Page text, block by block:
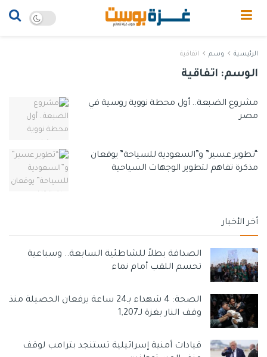
الرئيسية وسم اتفاقية
الوسم: اتفاقية
مشروع الضبعة.. أول محطة نووية روسية في
مصر
“تطوير عسير” و”السعودية للسياحة” يوقعان
مذكرة تفاهم لتطوير الوجهات السياحية
أخر الأخبار
الصداقة بطلاً للشاطئية السابعة.. وسباعية
تحسم اللقب أمام نماء
الصحة: 4 شهداء بـ24 ساعة يرفعان الحصيلة منذ
وقف النار بغزة لـ1,207
قيادات أمنية إسرائيلية تستنجد بترامب لوقف